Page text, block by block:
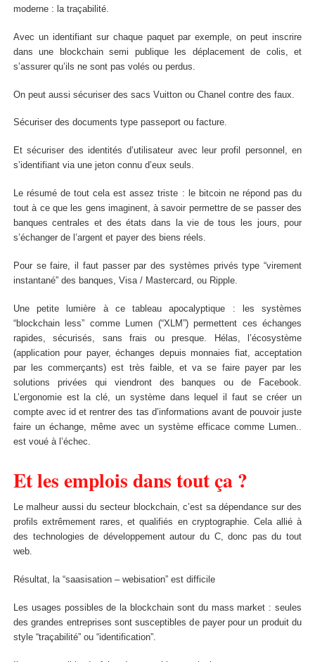
moderne : la traçabilité.
Avec un identifiant sur chaque paquet par exemple, on peut inscrire
dans une blockchain semi publique les déplacement de colis, et
s’assurer qu’ils ne sont pas volés ou perdus.
On peut aussi sécuriser des sacs Vuitton ou Chanel contre des faux.
Sécuriser des documents type passeport ou facture.
Et sécuriser des identités d’utilisateur avec leur profil personnel, en
s’identifiant via une jeton connu d’eux seuls.
Le résumé de tout cela est assez triste : le bitcoin ne répond pas du
tout à ce que les gens imaginent, à savoir permettre de se passer des
banques centrales et des états dans la vie de tous les jours, pour
s’échanger de l’argent et payer des biens réels.
Pour se faire, il faut passer par des systèmes privés type “virement
instantané” des banques, Visa / Mastercard, ou Ripple.
Une petite lumière à ce tableau apocalyptique : les systèmes
“blockchain less” comme Lumen (“XLM”) permettent ces échanges
rapides, sécurisés, sans frais ou presque. Hélas, l’écosystème
(application pour payer, échanges depuis monnaies fiat, acceptation
par les commerçants) est très faible, et va se faire payer par les
solutions privées qui viendront des banques ou de Facebook.
L’ergonomie est la clé, un système dans lequel il faut se créer un
compte avec id et rentrer des tas d’informations avant de pouvoir juste
faire un échange, même avec un système efficace comme Lumen..
est voué à l’échec.
Et les emplois dans tout ça ?
Le malheur aussi du secteur blockchain, c’est sa dépendance sur des
profils extrêmement rares, et qualifiés en cryptographie. Cela allié à
des technologies de développement autour du C, donc pas du tout
web.
Résultat, la “saasisation – webisation” est difficile
Les usages possibles de la blockchain sont du mass market : seules
des grandes entreprises sont susceptibles de payer pour un produit du
style “traçabilité” ou “identification”.